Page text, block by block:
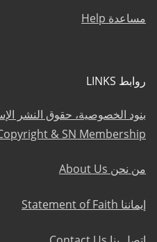
مساعدة Help
روابط LINKS
بنود الخصوصية، حقوق النشر
& SN Membership
من نحن About Us
إيماننا Statement of Faith